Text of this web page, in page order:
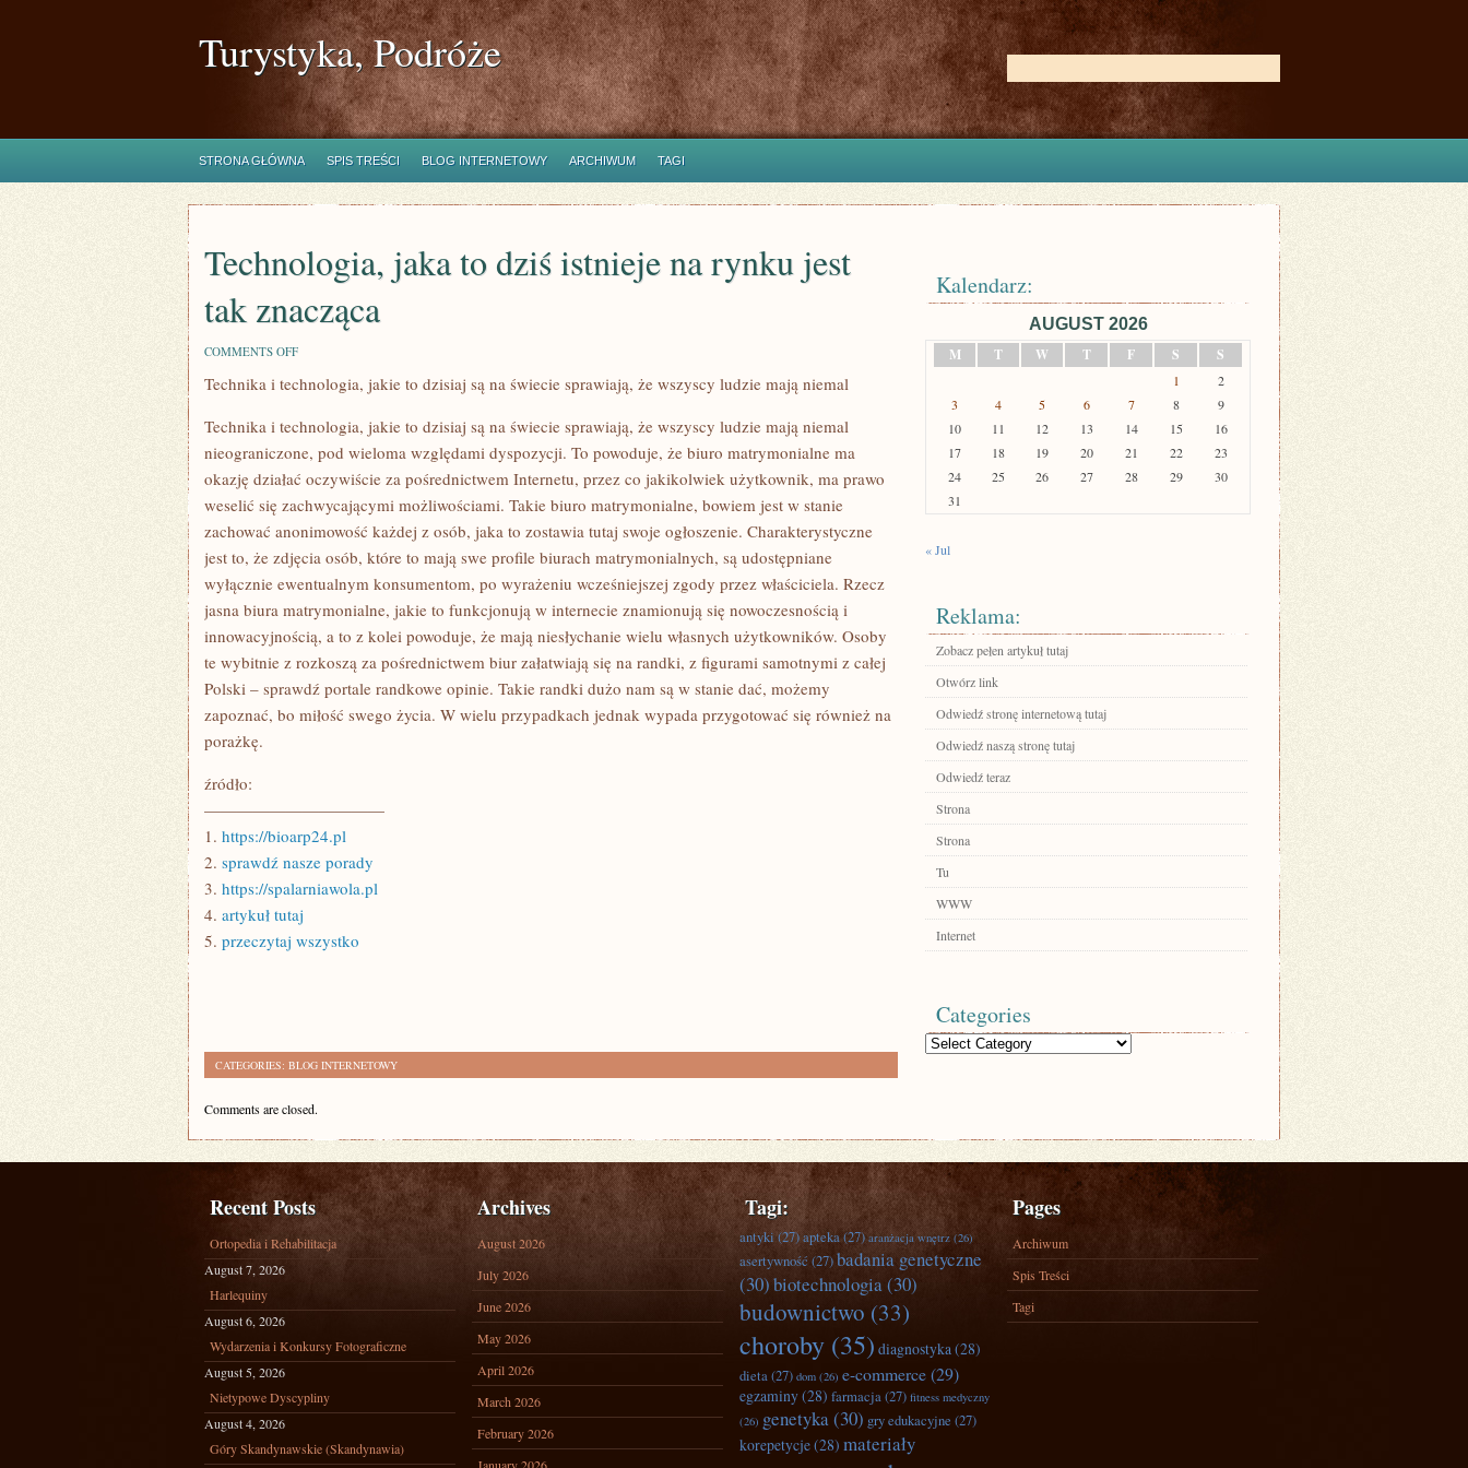
Turystyka, Podróże
STRONA GŁÓWNA SPIS TREŚCI BLOG INTERNETOWY ARCHIWUM TAGI
Technologia, jaka to dziś istnieje na rynku jest
tak znacząca
COMMENTS OFFON
JAKA
ISTNIEJE
NA
RYNKU
JEST
TAK
ZNACZĄCA
Technika i technologia, jakie to dzisiaj są na świecie sprawiają, że wszyscy ludzie mają niemal
Technika i technologia, jakie to dzisiaj są na świecie sprawiają, że wszyscy ludzie mają niemal
nieograniczone, pod wieloma względami dyspozycji. To powoduje, że biuro matrymonialne ma
okazję działać oczywiście za pośrednictwem Internetu, przez co jakikolwiek użytkownik, ma prawo
weselić się zachwycającymi możliwościami. Takie biuro matrymonialne, bowiem jest w stanie
zachować anonimowość każdej z osób, jaka to zostawia tutaj swoje ogłoszenie. Charakterystyczne
jest to, że zdjęcia osób, które to mają swe profile biurach matrymonialnych, są udostępniane
wyłącznie ewentualnym konsumentom, po wyrażeniu wcześniejszej zgody przez właściciela. Rzecz
jasna biura matrymonialne, jakie to funkcjonują w internecie znamionują się nowoczesnością i
innowacyjnością, a to z kolei powoduje, że mają niesłychanie wielu własnych użytkowników. Osoby
te wybitnie z rozkoszą za pośrednictwem biur załatwiają się na randki, z figurami samotnymi z całej
Polski – sprawdź portale randkowe opinie. Takie randki dużo nam są w stanie dać, możemy
zapoznać, bo miłość swego życia. W wielu przypadkach jednak wypada przygotować się również na
porażkę.
źródło:
———————————
1. https://bioarp24.pl
2. sprawdź nasze porady
3. https://spalarniawola.pl
4. artykuł tutaj
5. przeczytaj wszystko
CATEGORIES: BLOG INTERNETOWY
Comments are closed.
Kalendarz:
AUGUST 2026
M
T W T F S S
1
2
3
4 5 6 7 8
9
10
11 12 13 14 15
16
17
18 19 20 21 22
23
24
25 26 27 28 29
30
31
« Jul
Reklama:
Zobacz pełen artykuł tutaj
Otwórz link
Odwiedź stronę internetową tutaj
Odwiedź naszą stronę tutaj
Odwiedź teraz
Strona
Strona
Tu
WWW
Internet
Categories
Categories
Recent Posts
Ortopedia i Rehabilitacja
August 7, 2026
Harlequiny
August 6, 2026
Wydarzenia i Konkursy Fotograficzne
August 5, 2026
Nietypowe Dyscypliny
August 4, 2026
Góry Skandynawskie (Skandynawia)
Archives
August 2026
July 2026
June 2026
May 2026
April 2026
March 2026
February 2026
Tagi:
antyki(27)apteka(27) aranżacja wnętrz (26)
asertywność (27)badania genetyczne
(30)biotechnologia(30)
budownictwo (33)
choroby (35) diagnostyka(28)
dieta(27) dom (26) e-commerce(29)
egzaminy(28) farmacja(27) fitness medyczny
(26) genetyka(30) gry edukacyjne (27)
korepetycje(28) materiały
Pages
Archiwum
Spis Treści
Tagi